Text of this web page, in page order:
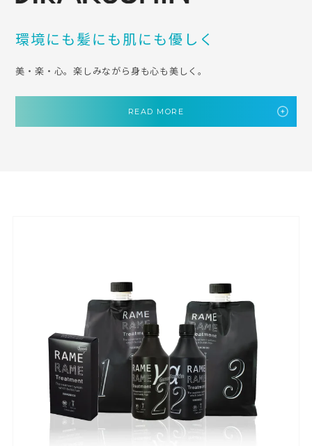
環境にも髪にも肌にも優しく
美・楽・心。楽しみながら身も心も美しく。
READ MORE